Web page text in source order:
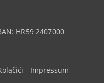
HR59 2407000
- Impressum